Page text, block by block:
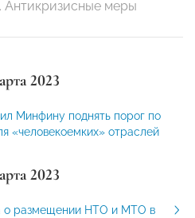
меры
2023
Минфину поднять порог по
«человекоемких» отраслей
2023
о размещении НТО и МТО в